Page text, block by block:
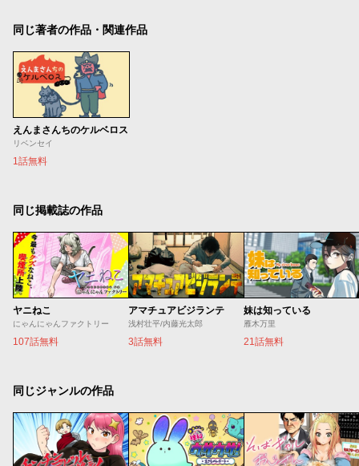
同じ著者の作品・関連作品
えんまさんちのケルベロス
リベンセイ
1話無料
同じ掲載誌の作品
ヤニねこ
にゃんにゃんファクトリー
107話無料
アマチュアビジランテ
浅村壮平/内藤光太郎
3話無料
妹は知っている
雁木万里
21話無料
同じジャンルの作品